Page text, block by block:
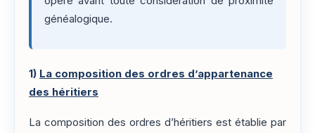
généalogique.
1) La composition des ordres d’appartenance
des héritiers
La composition des ordres d’héritiers est établie par